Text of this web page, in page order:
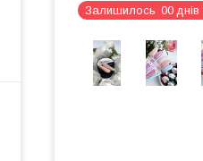
Залишилось 00 днів